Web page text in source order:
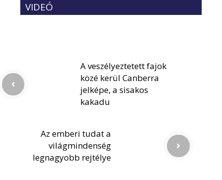
VIDEÓ
A veszélyeztetett fajok
közé kerül Canberra
jelképe, a sisakos
kakadu
Az emberi tudat a
világmindenség
legnagyobb rejtélye